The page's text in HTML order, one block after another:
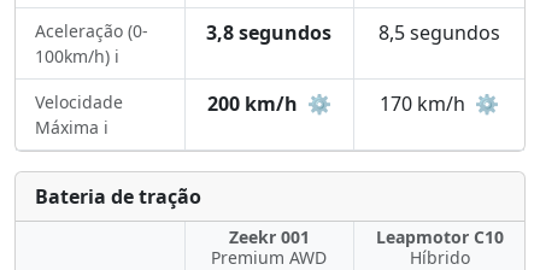
Aceleração (0-
100km/h) ℹ️
3,8 segundos 8,5 segundos
Velocidade
Máxima ℹ️
200 km/h ⚙️ 170 km/h ⚙️
Bateria de tração
Zeekr 001
Premium AWD
Leapmotor C10
Híbrido